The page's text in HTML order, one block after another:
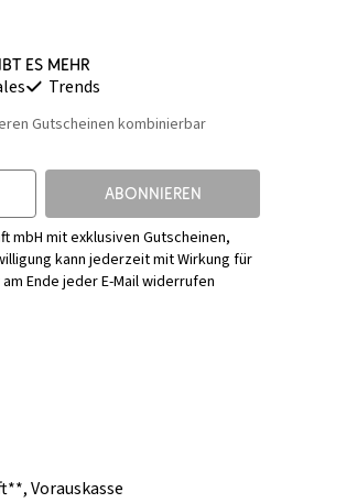
es mehr
Trends
Gutscheinen kombinierbar
ABONNIEREN
mbH mit exklusiven Gutscheinen,
kann jederzeit mit Wirkung für
Ende jeder E-Mail widerrufen
,Vorauskasse